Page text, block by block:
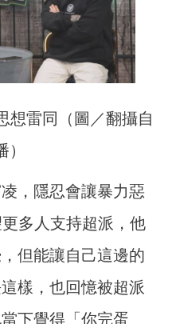
想雷同（圖／翻攝自
，隱忍會讓暴力惡
多人支持超派，他
但能讓自己這邊的
樣，也回憶被超派
下覺得「你完蛋